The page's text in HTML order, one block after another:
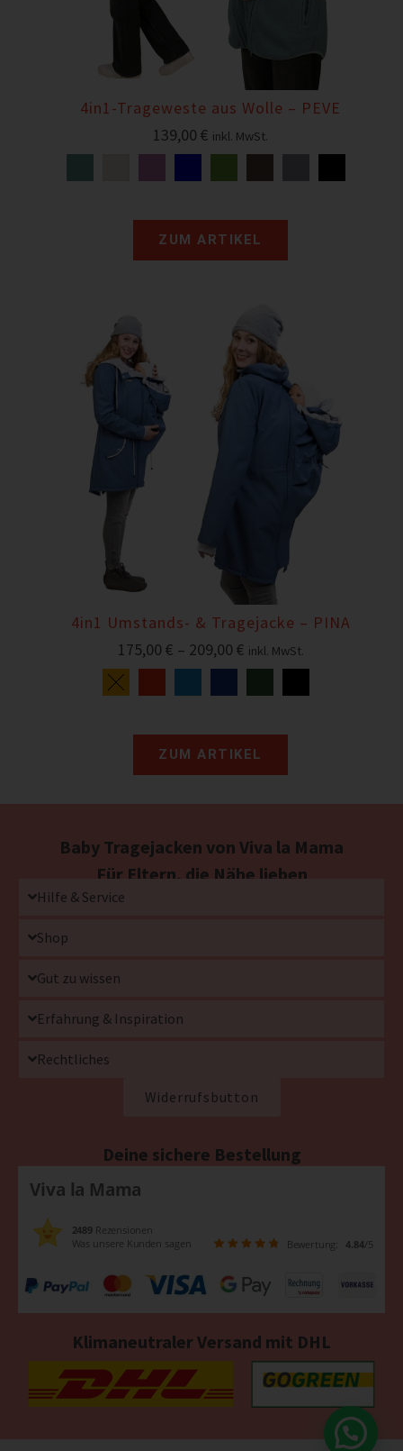
4in1-Trageweste aus Wolle – PEVE
139,00 € inkl. MwSt.
ZUM ARTIKEL
4in1 Umstands- & Tragejacke – PINA
175,00 € – 209,00 € inkl. MwSt.
ZUM ARTIKEL
Baby Tragejacken von Viva la Mama
Für Eltern, die Nähe lieben
Hilfe & Service
Shop
Gut zu wissen
Erfahrung & Inspiration
Rechtliches
Widerrufsbutton
Deine sichere Bestellung
Viva la Mama
2489 Rezensionen
Was unsere Kunden sagen
Bewertung: 4.84/5
Klimaneutraler Versand mit DHL